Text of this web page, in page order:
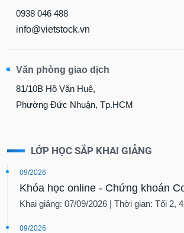
0938 046 488
info@vietstock.vn
Văn phòng giao dịch
81/10B Hồ Văn Huê,
Phường Đức Nhuận, Tp.HCM
LỚP HỌC SẮP KHAI GIẢNG
09/2026
Khóa học online - Chứng khoán
Khai giảng: 07/09/2026 | Thời gian: Tối 2,
09/2026